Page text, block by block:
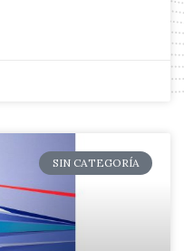
SIN CATEGORÍA